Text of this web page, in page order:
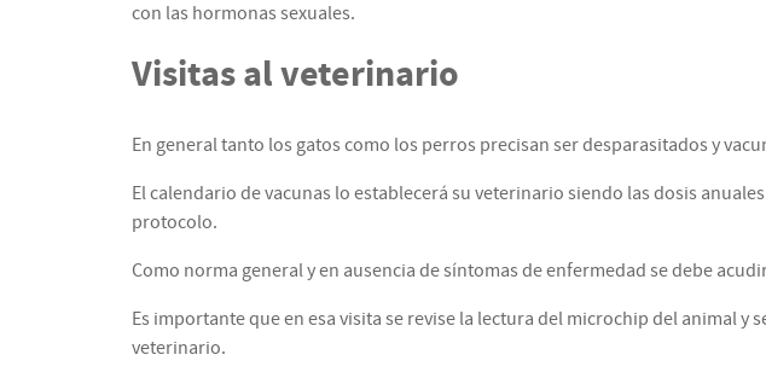
con las hormonas sexuales.
Visitas al veterinario
En general tanto los gatos como los perros precisan ser desparasitados y
El calendario de vacunas lo establecerá su veterinario siendo las dosis
protocolo.
Como norma general y en ausencia de síntomas de enfermedad se debe
Es importante que en esa visita se revise la lectura del microchip del animal
veterinario.